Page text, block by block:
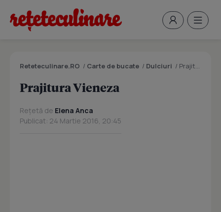
Reteteculinare.RO / Carte de bucate / Dulciuri / Prajitura Vieneza
Prajitura Vieneza
Rețetă de Elena Anca
Publicat: 24 Martie 2016, 20:45